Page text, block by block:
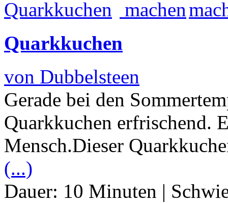
Quarkkuchen
von Dubbelsteen
Gerade bei den
Quarkkuchen erfrischend.
Mensch.Dieser
(...)
Dauer: 10 Minuten |